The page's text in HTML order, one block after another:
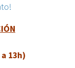
13h)